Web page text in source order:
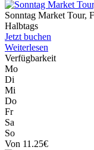
Sonntag Market Tour,
Halbtags
Jetzt buchen
Weiterlesen
Verfügbarkeit
Mo
Di
Mi
Do
Fr
Sa
So
Von 11.25€